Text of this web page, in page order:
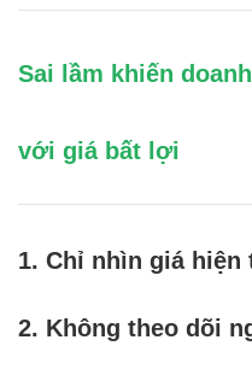
Sai lầm khiến
với giá bất lợi
1. Chỉ nhìn giá hiện
2. Không theo dõi